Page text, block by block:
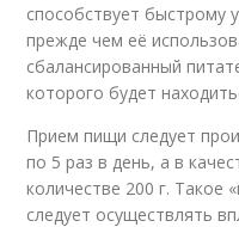
способствует быстрому
прежде чем её
сбалансированный
которого будет
Прием пищи следует
по 5 раз в день, а в
количестве 200 г. Такое
следует осуществлять